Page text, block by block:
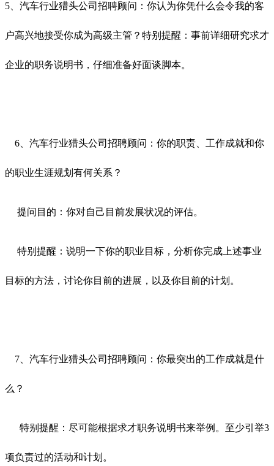
5、 汽车行业猎头公司招聘顾问：你认为你凭什么会令我的客
户高兴地接受你成为高级主管？特别提醒：事前详细研究求才
企业的职务说明书，仔细准备好面谈脚本。
6、汽车行业猎头公司招聘顾问：你的职责、工作成就和你
的职业生涯规划有何关系？
提问目的：你对自己目前发展状况的评估。
特别提醒：说明一下你的职业目标，分析你完成上述事业
目标的方法，讨论你目前的进展，以及你目前的计划。
7、汽车行业猎头公司招聘顾问：你最突出的工作成就是什
么？
特别提醒：尽可能根据求才职务说明书来举例。至少引举3
项负责过的活动和计划。